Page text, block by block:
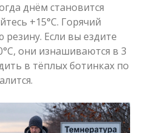
днём становится
+15°C. Горячий
Если вы ездите
они изнашиваются в 3
в тёплых ботинках по